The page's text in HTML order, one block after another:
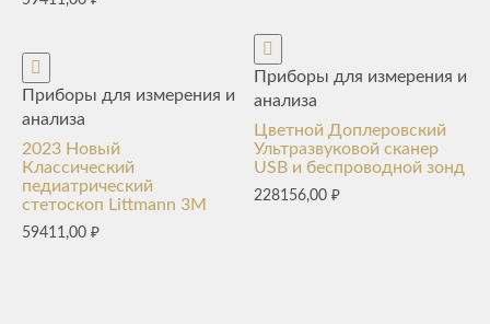
Приборы для измерения и
анализа
2023 Новый
Классический
педиатрический
стетоскоп Littmann 3M
59411,00 ₽
Приборы для измерения и
анализа
Цветной Доплеровский
Ультразвуковой сканер
USB и беспроводной зонд
228156,00₽